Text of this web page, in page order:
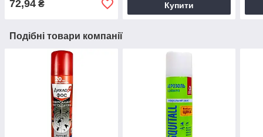
72,94 ₴ Купити
Подібні товари компанії